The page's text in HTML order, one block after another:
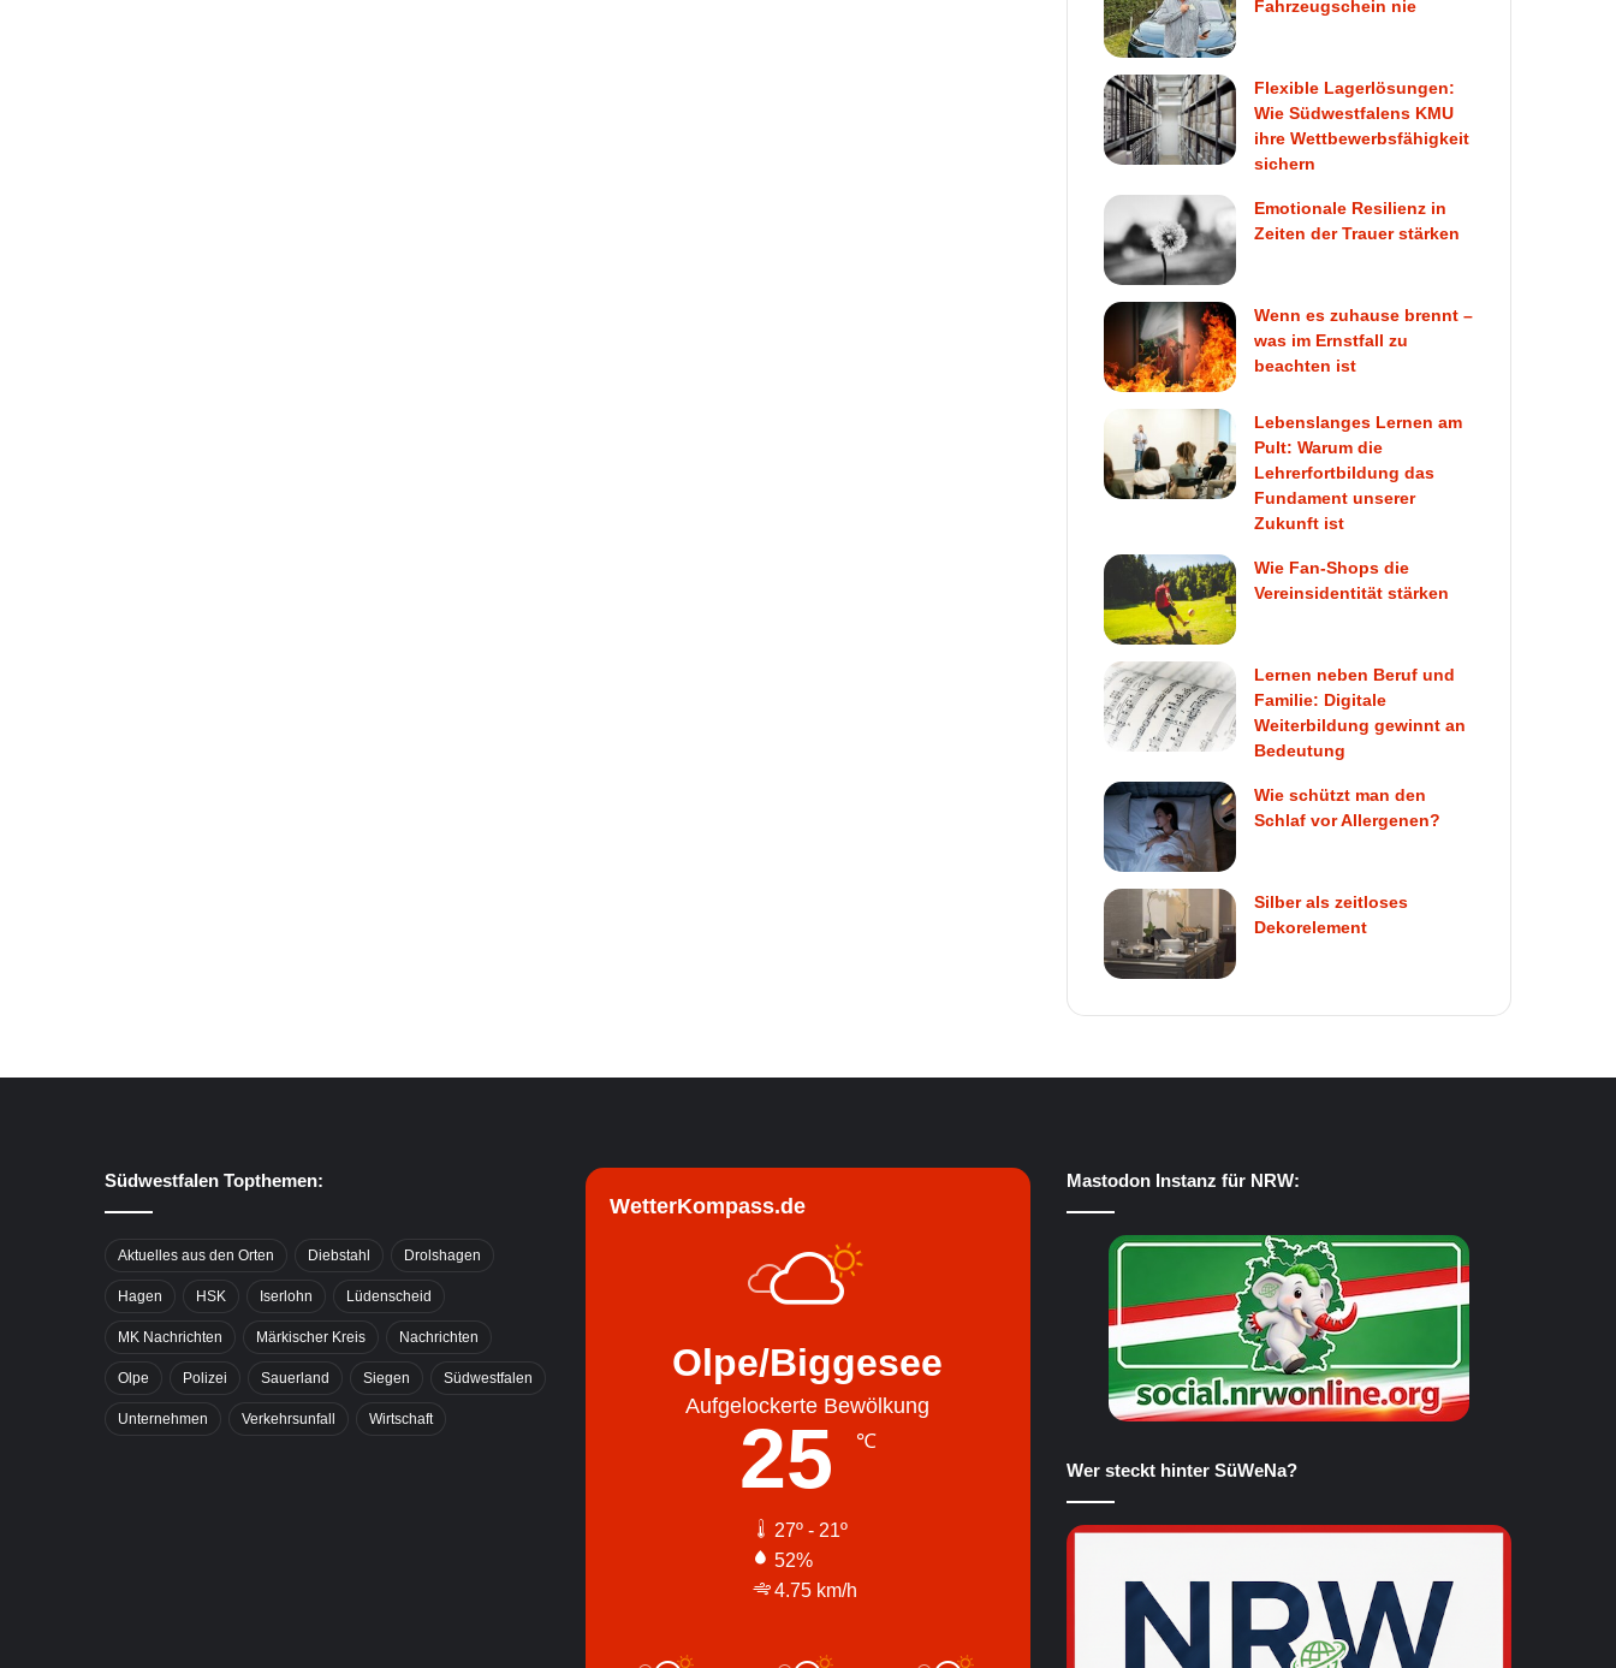
Fahrzeugschein nie
Flexible Lagerlösungen:
Wie Südwestfalens KMU
ihre Wettbewerbsfähigkeit
sichern
Emotionale Resilienz in
Zeiten der Trauer stärken
Wenn es zuhause brennt –
was im Ernstfall zu
beachten ist
Lebenslanges Lernen am
Pult: Warum die
Lehrerfortbildung das
Fundament unserer
Zukunft ist
Wie Fan-Shops die
Vereinsidentität stärken
Lernen neben Beruf und
Familie: Digitale
Weiterbildung gewinnt an
Bedeutung
Wie schützt man den
Schlaf vor Allergenen?
Silber als zeitloses
Dekorelement
Südwestfalen Topthemen:
Aktuelles aus den Orten Diebstahl Drolshagen
Hagen HSK Iserlohn Lüdenscheid
MK Nachrichten Märkischer Kreis Nachrichten
Olpe Polizei Sauerland Siegen Südwestfalen
Unternehmen Verkehrsunfall Wirtschaft
WetterKompass.de
Olpe/Biggesee
Aufgelockerte Bewölkung
25 ℃
27º - 21º
52%
4.75 km/h
Mastodon Instanz für NRW:
Wer steckt hinter SüWeNa?